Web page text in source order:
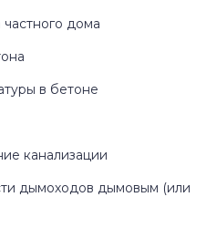
дома
в бетоне
канализации
дымоходов дымовым (или